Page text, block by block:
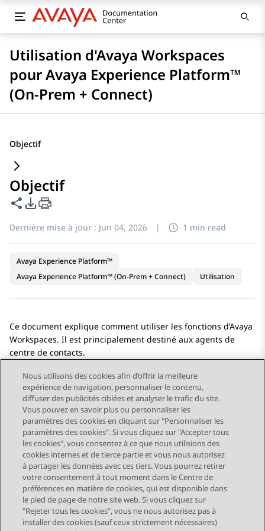
Utilisation d'Avaya Workspaces
pour Avaya Experience Platform™
(On-Prem + Connect)
Objectif
Objectif
Partager cette page
Options d'exportation PDF
Dernière mise à jour : Jun 04, 2026 | 1 min read
Avaya Experience Platform™
Avaya Experience Platform™ (On-Prem + Connect)
Utilisation
Ce document explique comment utiliser les fonctions d’Avaya
Workspaces. Il est principalement destiné aux agents de
centre de contacts.
Send Feedback
Navigation par sujet
Sujet précédent Sujet suivant
STAY CONNECTED
Nous utilisons des cookies afin d’offrir la meilleure
expérience de navigation, personnaliser le contenu,
diffuser des publicités ciblées et analyser le trafic du site.
Vous pouvez en savoir plus ou personnaliser les
paramètres des cookies en cliquant sur "Personnaliser les
paramètres des cookies". Si vous cliquez sur "Accepter tous
les cookies", vous consentez à ce que nous utilisions des
cookies internes et de tierce partie et vous nous autorisez
à partager les données avec ces tiers. Vous pourrez retirer
votre consentement à tout moment dans le Centre de
préférences en matière de cookies, qui est disponible dans
le pied de page de notre site web. Si vous cliquez sur
"Rejeter tous les cookies", vous ne nous autorisez pas à
installer des cookies (sauf ceux strictement nécessaires)